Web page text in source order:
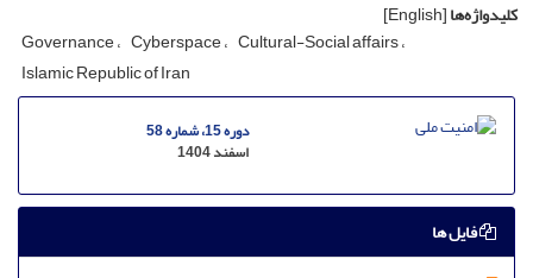
کلیدواژه‌ها[English]
Governance Cyberspace Cultural-Social affairs
Islamic Republic of Iran
دوره 15، شماره 58
اسفند 1404
فایل ها